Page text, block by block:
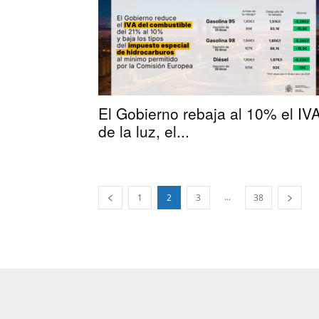
El Gobierno rebaja al 10% el
de la luz, el...
1 2 3 ... 38